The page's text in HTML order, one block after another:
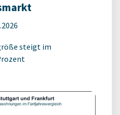
steigt im